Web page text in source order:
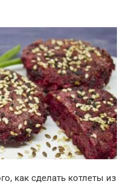
как сделать котлеты из